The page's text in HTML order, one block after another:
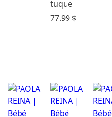
tuque
77.99 $